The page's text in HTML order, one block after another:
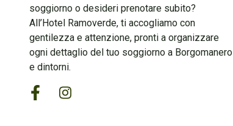
soggiorno o desideri prenotare subito?
All’Hotel Ramoverde, ti accogliamo con
gentilezza e attenzione, pronti a organizzare
ogni dettaglio del tuo soggiorno a Borgomanero
e dintorni.